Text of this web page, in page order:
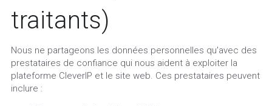
traitants)
Nous ne partageons les données personnelles qu'avec des
prestataires de confiance qui nous aident à exploiter la
plateforme CleverIP et le site web. Ces prestataires peuvent
inclure :